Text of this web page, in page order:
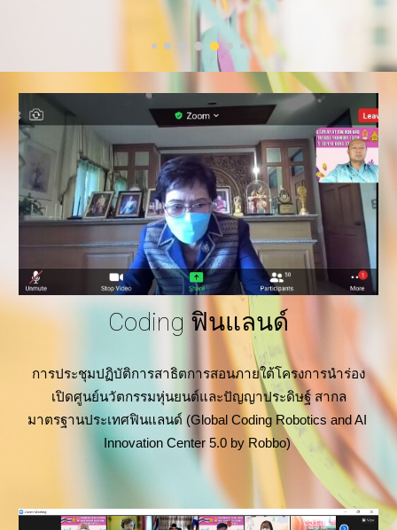
Coding ฟินแลนด์
การประชุมปฏิบัติการสาธิตการสอนภายใต้โครงการนำร่อง
เปิดศูนย์นวัตกรรมหุ่นยนต์และปัญญาประดิษฐ์ สากล
มาตรฐานประเทศฟินแลนด์ (Global Coding Robotics and AI
Innovation Center 5.0 by Robbo)